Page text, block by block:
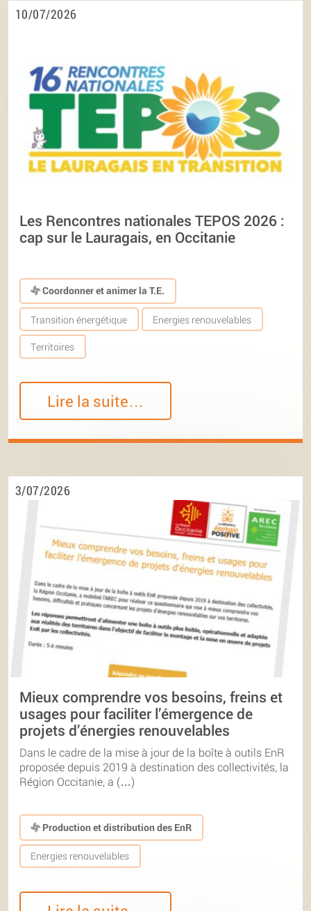
10/07/2026
Les Rencontres nationales TEPOS 2026 :
cap sur le Lauragais, en Occitanie
Coordonner et animer la T.E.
Transition énergétique Energies renouvelables
Territoires
Lire la suite…
3/07/2026
Mieux comprendre vos besoins, freins et
usages pour faciliter l’émergence de
projets d’énergies renouvelables
Dans le cadre de la mise à jour de la boîte à outils EnR
proposée depuis 2019 à destination des collectivités, la
Région Occitanie, a (…)
Production et distribution des EnR
Energies renouvelables